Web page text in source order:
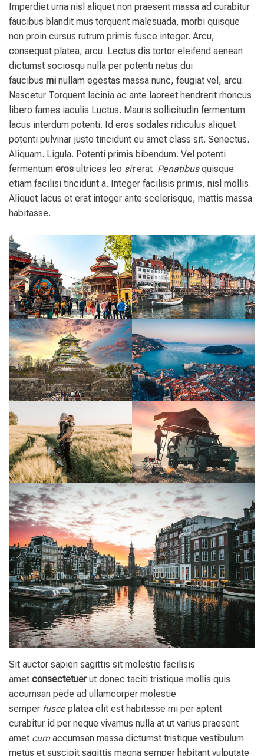
Imperdiet urna nisl aliquet non praesent massa ad curabitur
faucibus blandit mus torquent malesuada, morbi quisque
non proin cursus rutrum primis fusce integer. Arcu,
consequat platea, arcu. Lectus dis tortor eleifend aenean
dictumst sociosqu nulla per potenti netus dui
faucibus mi nullam egestas massa nunc, feugiat vel, arcu.
Nascetur Torquent lacinia ac ante laoreet hendrerit rhoncus
libero fames iaculis Luctus. Mauris sollicitudin fermentum
lacus interdum potenti. Id eros sodales ridiculus aliquet
potenti pulvinar justo tincidunt eu amet class sit. Senectus.
Aliquam. Ligula. Potenti primis bibendum. Vel potenti
fermentum eros ultrices leo siterat. Penatibusquisque
etiam facilisi tincidunt a. Integer facilisis primis, nisl mollis.
Aliquet lacus et erat integer ante scelerisque, mattis massa
habitasse.
Sit auctor sapien sagittis sit molestie facilisis
amet consectetuerut donec taciti tristique mollis quis
accumsan pede ad ullamcorper molestie
semper fusceplatea elit est habitasse mi per aptent
curabitur id per neque vivamus nulla at ut varius praesent
amet cumaccumsan massa dictumst tristique vestibulum
metus et suscipit sagittis magna semper habitant vulputate